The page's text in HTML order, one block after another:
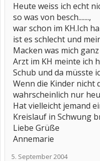
Heute weiss ich echt
so was von besch.......,
war schon im KH.Ich
ist es schlecht und
Macken was mich
Arzt im KH meinte ich
Schub und da müsste
Wenn die Kinder nicht
wahrscheinlich nur
Hat vielleicht jemand
Kreislauf in Schwung
Liebe Grüße
Annemarie
5. September 2004